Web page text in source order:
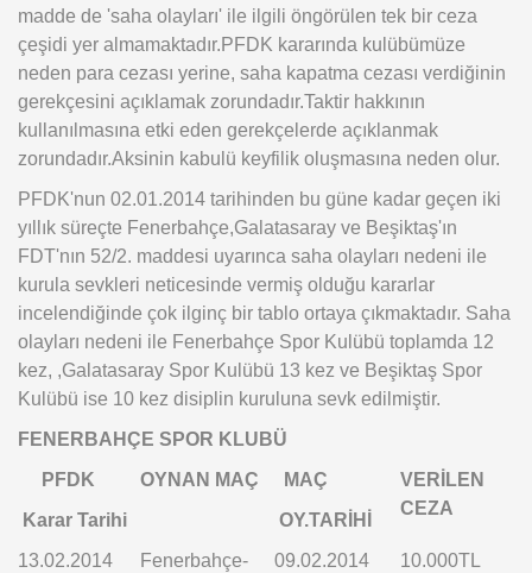
madde de 'saha olayları' ile ilgili öngörülen tek bir ceza
çeşidi yer almamaktadır.PFDK kararında kulübümüze
neden para cezası yerine, saha kapatma cezası verdiğinin
gerekçesini açıklamak zorundadır.Taktir hakkının
kullanılmasına etki eden gerekçelerde açıklanmak
zorundadır.Aksinin kabulü keyfilik oluşmasına neden olur.
PFDK'nun 02.01.2014 tarihinden bu güne kadar geçen iki
yıllık süreçte Fenerbahçe,Galatasaray ve Beşiktaş'ın
FDT'nın 52/2. maddesi uyarınca saha olayları nedeni ile
kurula sevkleri neticesinde vermiş olduğu kararlar
incelendiğinde çok ilginç bir tablo ortaya çıkmaktadır. Saha
olayları nedeni ile Fenerbahçe Spor Kulübü toplamda 12
kez, ,Galatasaray Spor Kulübü 13 kez ve Beşiktaş Spor
Kulübü ise 10 kez disiplin kuruluna sevk edilmiştir.
FENERBAHÇE SPOR KLUBÜ
PFDK
Karar Tarihi
OYNAN MAÇ
MAÇ
OY.TARİHİ
VERİLEN
CEZA
13.02.2014
Fenerbahçe-
09.02.2014
10.000TL